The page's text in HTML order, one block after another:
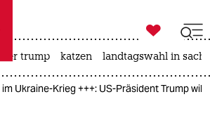
taz zahl ich
taz zahl ich

taz zahl ich
trump katzen landtagswahl in
Ukraine-Krieg +++: US-Präsident Trump